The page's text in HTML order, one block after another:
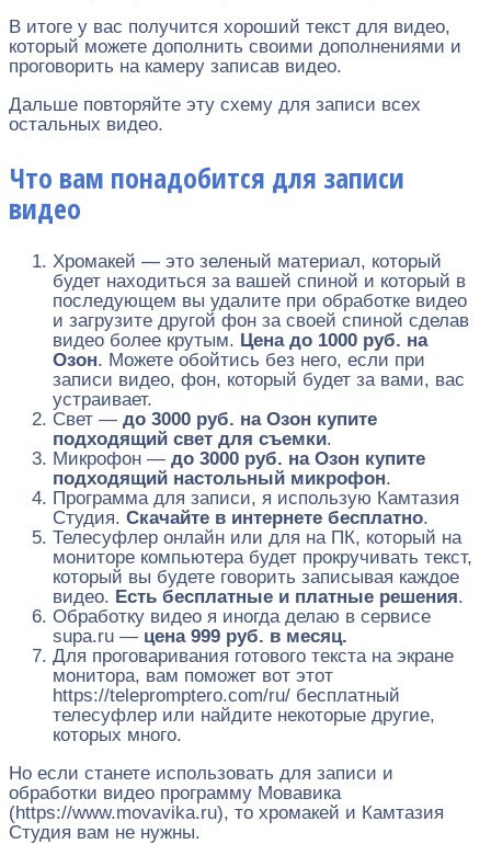
В итоге у вас получится хороший текст для видео,
который можете дополнить своими дополнениями и
проговорить на камеру записав видео.
Дальше повторяйте эту схему для записи всех
остальных видео.
Что вам понадобится для записи
видео
Хромакей — это зеленый материал, который
будет находиться за вашей спиной и который в
последующем вы удалите при обработке видео
и загрузите другой фон за своей спиной сделав
видео более крутым. Цена до 1000 руб. на
Озон. Можете обойтись без него, если при
записи видео, фон, который будет за вами, вас
устраивает.
Свет — до 3000 руб. на Озон купите
подходящий свет для съемки.
Микрофон — до 3000 руб. на Озон купите
подходящий настольный микрофон.
Программа для записи, я использую Камтазия
Студия. Скачайте в интернете бесплатно.
Телесуфлер онлайн или для на ПК, который на
мониторе компьютера будет прокручивать текст,
который вы будете говорить записывая каждое
видео. Есть бесплатные и платные решения.
Обработку видео я иногда делаю в сервисе
supa.ru — цена 999 руб. в месяц.
Для проговаривания готового текста на экране
монитора, вам поможет вот этот
https://telepromptero.com/ru/ бесплатный
телесуфлер или найдите некоторые другие,
которых много.
Но если станете использовать для записи и
обработки видео программу Мовавика
(https://www.movavika.ru), то хромакей и Камтазия
Студия вам не нужны.